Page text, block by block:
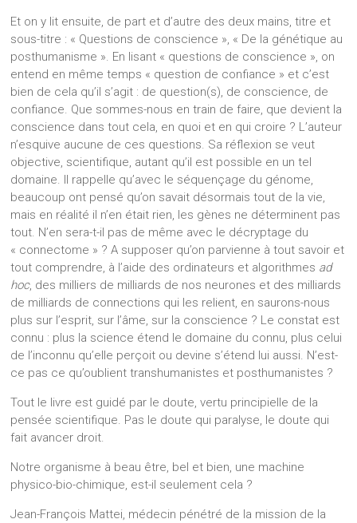
Et on y lit ensuite, de part et d’autre des deux mains, titre et
sous-titre : « Questions de conscience », « De la génétique au
posthumanisme ». En lisant « questions de conscience », on
entend en même temps « question de confiance » et c’est
bien de cela qu’il s’agit : de question(s), de conscience, de
confiance. Que sommes-nous en train de faire, que devient la
conscience dans tout cela, en quoi et en qui croire ? L’auteur
n’esquive aucune de ces questions. Sa réflexion se veut
objective, scientifique, autant qu’il est possible en un tel
domaine. Il rappelle qu’avec le séquençage du génome,
beaucoup ont pensé qu’on savait désormais tout de la vie,
mais en réalité il n’en était rien, les gènes ne déterminent pas
tout. N’en sera-t-il pas de même avec le décryptage du
« connectome » ? A supposer qu’on parvienne à tout savoir et
tout comprendre, à l’aide des ordinateurs et algorithmes ad
hoc, des milliers de milliards de nos neurones et des milliards
de milliards de connections qui les relient, en saurons-nous
plus sur l’esprit, sur l’âme, sur la conscience ? Le constat est
connu : plus la science étend le domaine du connu, plus celui
de l’inconnu qu’elle perçoit ou devine s’étend lui aussi. N’est-
ce pas ce qu’oublient transhumanistes et posthumanistes ?
Tout le livre est guidé par le doute, vertu principielle de la
pensée scientifique. Pas le doute qui paralyse, le doute qui
fait avancer droit.
Notre organisme à beau être, bel et bien, une machine
physico-bio-chimique, est-il seulement cela ?
Jean-François Mattei, médecin pénétré de la mission de la